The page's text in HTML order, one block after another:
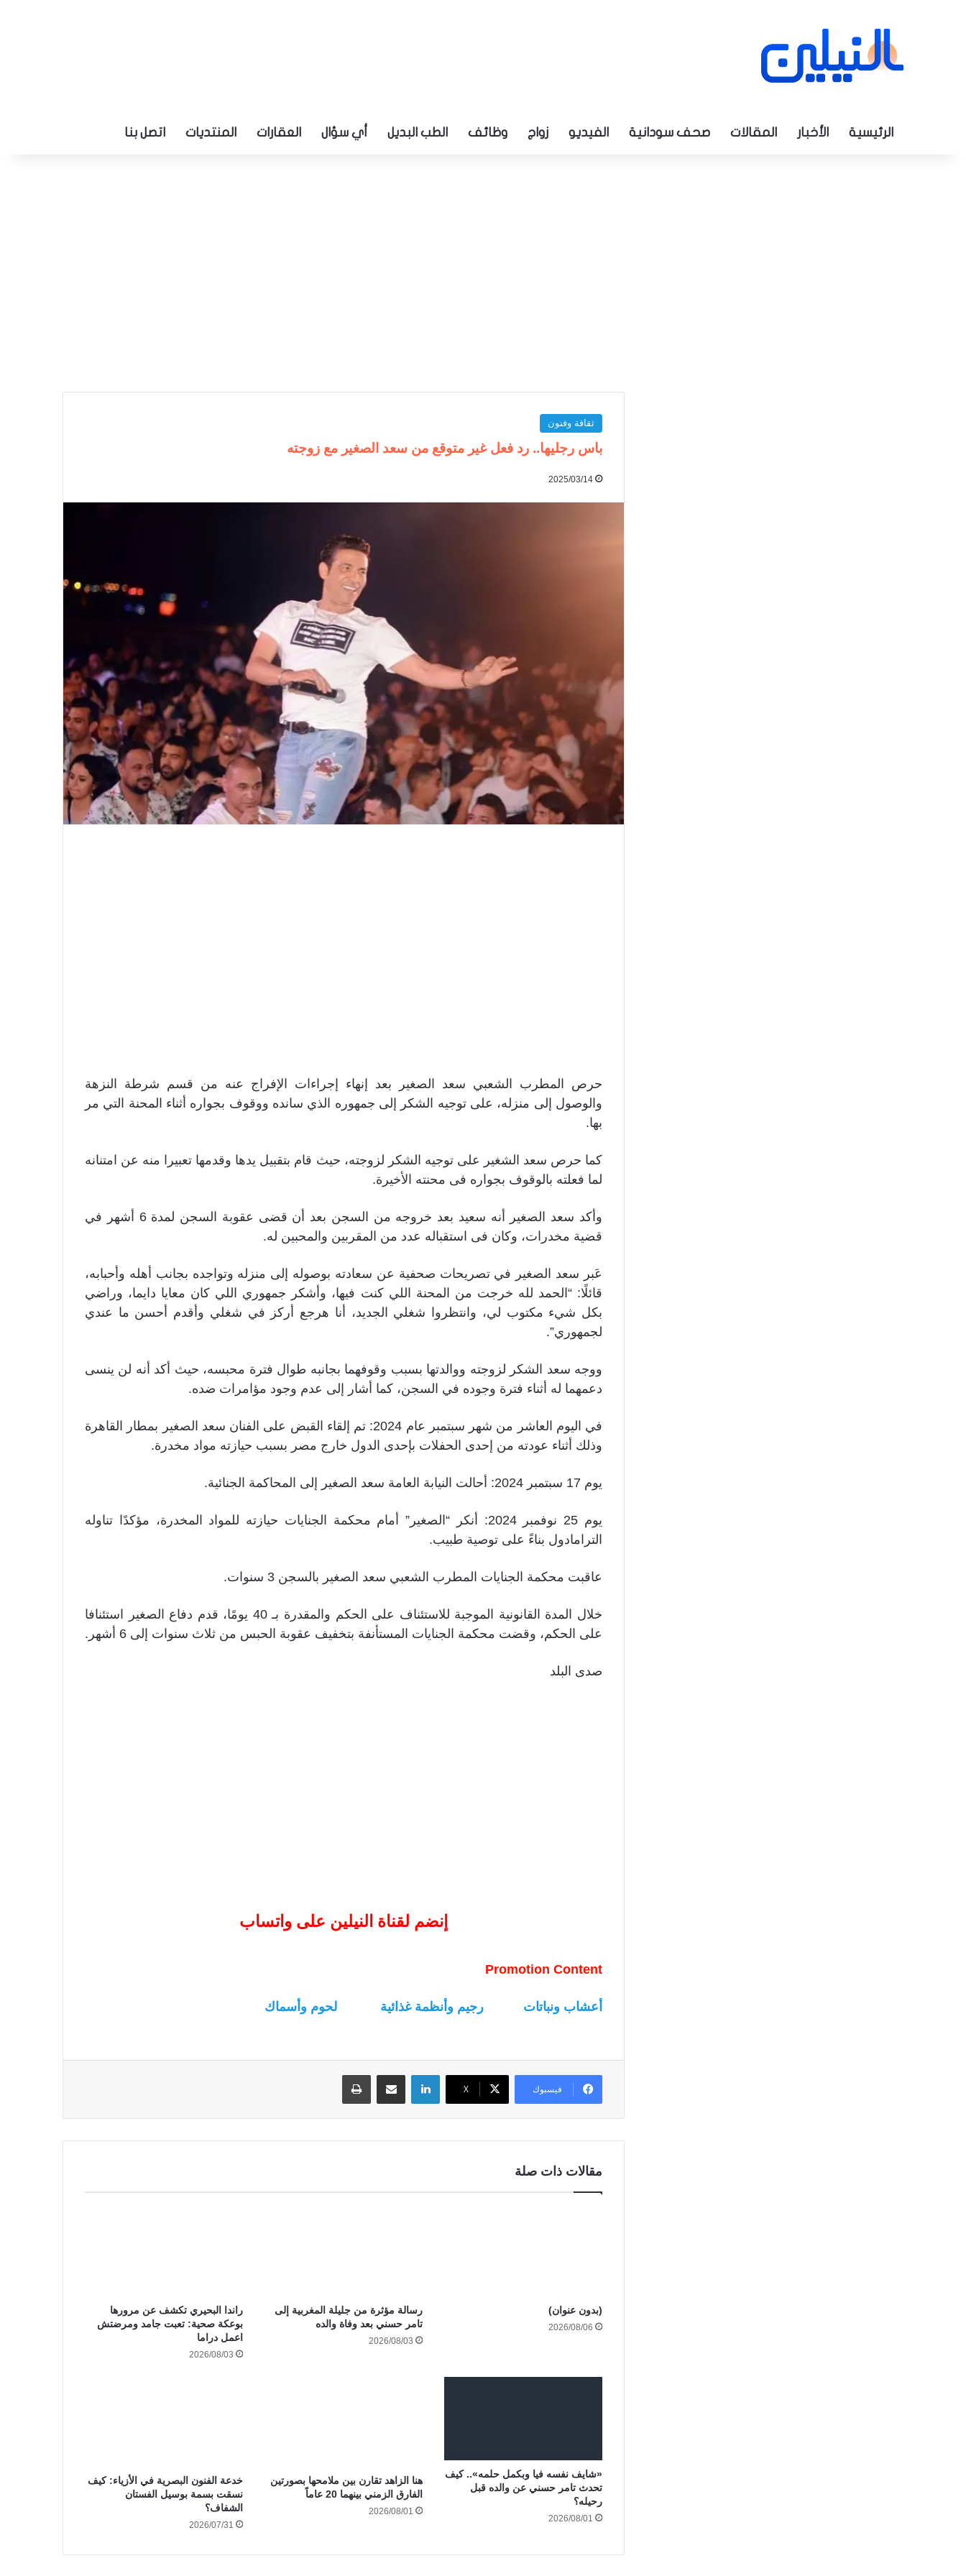
الرئيسية الأخبار المقالات صحف سودانية الفيديو زواج وظائف الطب البديل أي سؤال العقارات المنتديات اتصل بنا
ثقافة وفنون
باس رجليها.. رد فعل غير متوقع من سعد الصغير مع زوجته
2025/03/14
حرص المطرب الشعبي سعد الصغير بعد إنهاء إجراءات الإفراج عنه من قسم شرطة النزهة
والوصول إلى منزله، على توجيه الشكر إلى جمهوره الذي سانده ووقوف بجواره أثناء المحنة التي مر
بها.
كما حرص سعد الشغير على توجيه الشكر لزوجته، حيث قام بتقبيل يدها وقدمها تعبيرا منه عن امتنانه
لما فعلته بالوقوف بجواره فى محنته الأخيرة.
وأكد سعد الصغير أنه سعيد بعد خروجه من السجن بعد أن قضى عقوبة السجن لمدة 6 أشهر في
قضية مخدرات، وكان فى استقباله عدد من المقربين والمحبين له.
عَبر سعد الصغير في تصريحات صحفية عن سعادته بوصوله إلى منزله وتواجده بجانب أهله وأحبابه،
قائلًا: “الحمد لله خرجت من المحنة اللي كنت فيها، وأشكر جمهوري اللي كان معايا دايما، وراضي
بكل شيء مكتوب لي، وانتظروا شغلي الجديد، أنا هرجع أركز في شغلي وأقدم أحسن ما عندي
لجمهوري”.
ووجه سعد الشكر لزوجته ووالدتها بسبب وقوفهما بجانبه طوال فترة محبسه، حيث أكد أنه لن ينسى
دعمهما له أثناء فترة وجوده في السجن، كما أشار إلى عدم وجود مؤامرات ضده.
في اليوم العاشر من شهر سبتمبر عام 2024: تم إلقاء القبض على الفنان سعد الصغير بمطار القاهرة
وذلك أثناء عودته من إحدى الحفلات بإحدى الدول خارج مصر بسبب حيازته مواد مخدرة.
يوم 17 سبتمبر 2024: أحالت النيابة العامة سعد الصغير إلى المحاكمة الجنائية.
يوم 25 نوفمبر 2024: أنكر “الصغير” أمام محكمة الجنايات حيازته للمواد المخدرة، مؤكدًا تناوله
الترامادول بناءً على توصية طبيب.
عاقبت محكمة الجنايات المطرب الشعبي سعد الصغير بالسجن 3 سنوات.
خلال المدة القانونية الموجبة للاستئناف على الحكم والمقدرة بـ 40 يومًا، قدم دفاع الصغير استئنافا
على الحكم، وقضت محكمة الجنايات المستأنفة بتخفيف عقوبة الحبس من ثلاث سنوات إلى 6 أشهر.
صدى البلد
إنضم لقناة النيلين على واتساب
Promotion Content
أعشاب ونباتات رجيم وأنظمة غذائية لحوم وأسماك
فيسبوك ‫X
لينكدإن
مقالات ذات صلة
(بدون عنوان)
2026/08/06
رسالة مؤثرة من جليلة المغربية إلى
تامر حسني بعد وفاة والده
2026/08/03
راندا البحيري تكشف عن مرورها
بوعكة صحية: تعبت جامد ومرضتش
اعمل دراما
2026/08/03
«شايف نفسه فيا وبكمل حلمه».. كيف
تحدث تامر حسني عن والده قبل
رحيله؟
2026/08/01
هنا الزاهد تقارن بين ملامحها بصورتين
الفارق الزمني بينهما 20 عاماً
2026/08/01
خدعة الفنون البصرية في الأزياء: كيف
نسقت بسمة بوسيل الفستان
الشفاف؟
2026/07/31